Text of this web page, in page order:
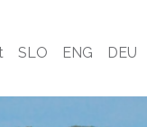
SLO ENG DEU